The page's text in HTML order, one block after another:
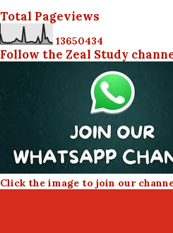
Total Pageviews
13650434
Follow the Zeal Study
Click the image to join our